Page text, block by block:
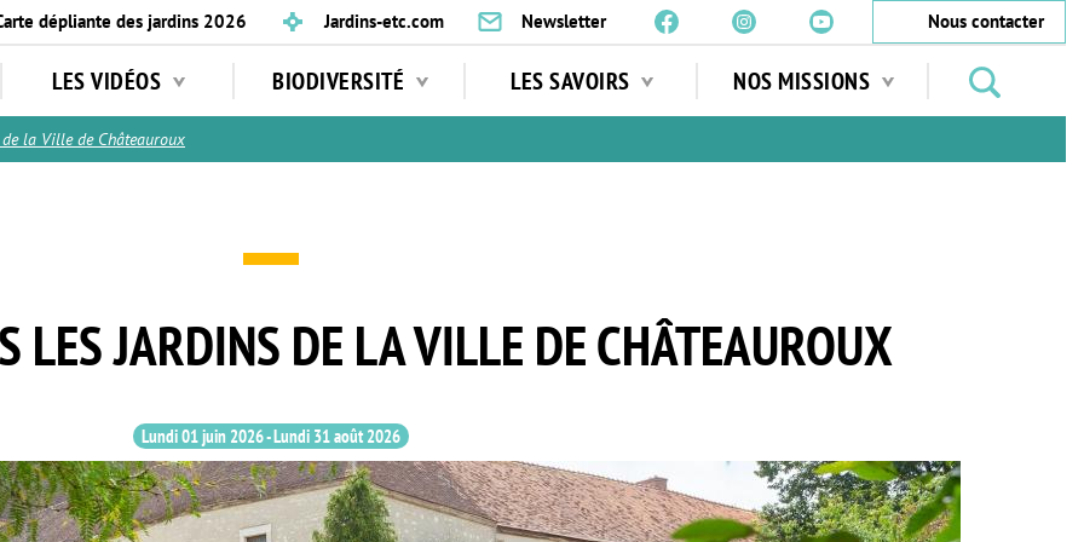
dépliante des jardins 2026 Jardins-etc.com Newsletter
Nous contacter
LES VIDÉOS BIODIVERSITÉ LES SAVOIRS NOS MISSIONS
jardins
la Ville de Châteauroux
LES JARDINS DE LA VILLE DE CHÂTEAUROUX
Lundi 01 juin 2026-Lundi 31 août 2026